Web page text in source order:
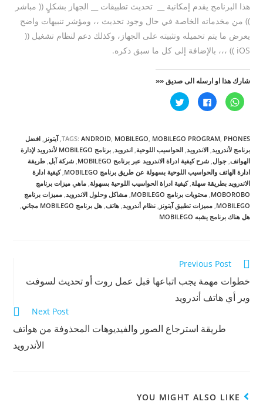
هذا البرنامج يقدم إمكانية __ تحديث تطبيقات __ الجهاز بشكلٍ (( مباشر
)) من مخدماته الخاصة في حال وجود تحديث ،، ومؤشر تنبيهات واضح
يعرض ما يتم تحميله وتثبيته على الجهاز، وكذلك دعم لنظام تشغيل ((
iOS )) ،،، بالإضافة إلى كل ما سبق ذكره.
شارك هذا او ارسله الى صديق ««
ا
ن
ل
م
ش
ر
ك
ة
ع
ل
ى
W
a
(
ف
ح
ي
ن
ا
ن
ل
م
ش
ا
ر
ك
ة
ع
ل
ى
ف
ي
س
ت
ح
ي
ن
ا
ف
ج
د
ا
ض
ل
م
ش
ا
ر
ك
ة
ع
ى
ت
و
ي
ن
د
ي
TAGS: ANDROID, MOBILEGO, MOBILEGO PROGRAM, PHONES
, آيتونز , افضل
برنامج لأندرويد, الاندرويد, الحواسيب اللوحية, اندرويد,
برنامج MOBILEGO لأندرويد لإدارة
الهواتف, جوال, شرح كيفية ادراة الاندرويد عبر برنامج MOBILEGO , شركة آبل, طريقة
ادارة الهاتف والحواسيب اللوحية بسهولة عن طريق برنامج MOBILEGO
, كيفية ادارة
الاندرويد بطريقة سهلة, كيفية ادراة الحواسيب اللوحية بسهولة, ماهي ميزات برنامج
MOBOROBO
, محتويات برنامج MOBILEGO , مشاكل وحلول الاندرويد, مميزات برنامج
MOBILEGO
, مميزات تطبيق آيتونز , نظام أندرويد, هاتف, هل برنامج MOBILEGO مجاني
,
هل هناك برنامج يشبه MOBILEGO
Continue
Reading
Previous Post
خطوات مهمة يجب اتباعها قبل عمل روت أو تحديث لسوفت
وير أي هاتف أندرويد
Next Post
طريقة استرجاع الصور والفيديوهات المحذوفة من هواتف
الأندرويد
YOU MIGHT ALSO LIKE